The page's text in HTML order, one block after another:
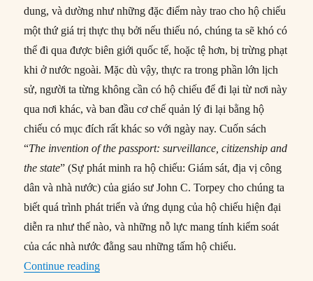
dung, và dường như những đặc điểm này trao cho hộ chiếu
một thứ giá trị thực thụ bởi nếu thiếu nó, chúng ta sẽ khó có
thể đi qua được biên giới quốc tế, hoặc tệ hơn, bị trừng phạt
khi ở nước ngoài. Mặc dù vậy, thực ra trong phần lớn lịch
sử, người ta từng không cần có hộ chiếu để đi lại từ nơi này
qua nơi khác, và ban đầu cơ chế quản lý đi lại bằng hộ
chiếu có mục đích rất khác so với ngày nay. Cuốn sách
“The invention of the passport: surveillance, citizenship and
the state” (Sự phát minh ra hộ chiếu: Giám sát, địa vị công
dân và nhà nước) của giáo sư John C. Torpey cho chúng ta
biết quá trình phát triển và ứng dụng của hộ chiếu hiện đại
diễn ra như thế nào, và những nỗ lực mang tính kiểm soát
của các nhà nước đằng sau những tấm hộ chiếu.
Continue reading“Hộ chiếu được phát triển và ứng dụng như thế